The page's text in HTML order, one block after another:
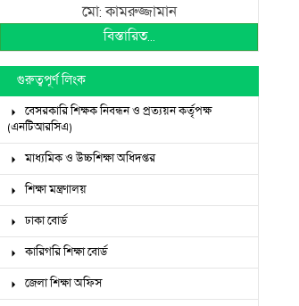
মো: কামরুজ্জামান
বিস্তারিত...
গুরুত্বপূর্ণ লিংক
বেসরকারি শিক্ষক নিবন্ধন ও প্রত্যয়ন কর্তৃপক্ষ
(এনটিআরসিএ)
মাধ্যমিক ও উচ্চশিক্ষা অধিদপ্তর
শিক্ষা মন্ত্রণালয়
ঢাকা বোর্ড
কারিগরি শিক্ষা বোর্ড
জেলা শিক্ষা অফিস